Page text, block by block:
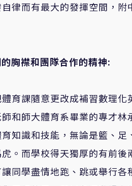
律而有最大的發揮空間，
胸襟和團隊合作的精神:
育課隨意更改成補習數理
和師大體育系畢業的專才
知識和技能，無論是籃、
。而學校得天獨厚的有前
同學盡情地跑、跳或舉行